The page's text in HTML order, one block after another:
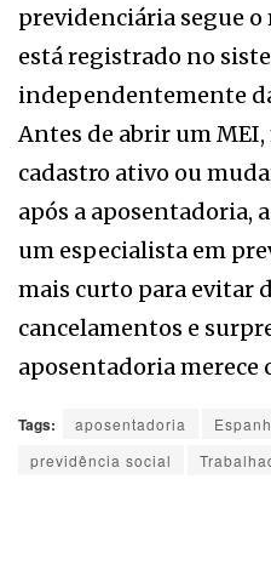
previdenciária segue
está registrado no
independentemente
Antes de abrir um
cadastro ativo ou
após a aposentadoria,
um especialista em
mais curto para evitar
cancelamentos e
aposentadoria merece
Tags: aposentadoria
previdência social